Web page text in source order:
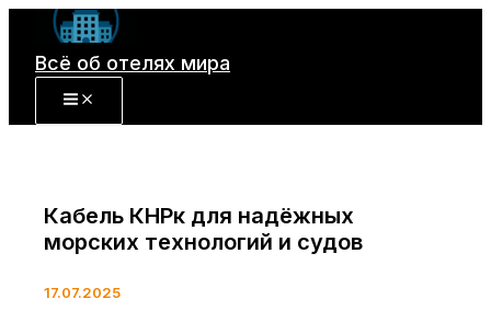
Перейти
содержимому
Всё об отелях мира
Кабель КНРк для надёжных
морских технологий и судов
17.07.2025